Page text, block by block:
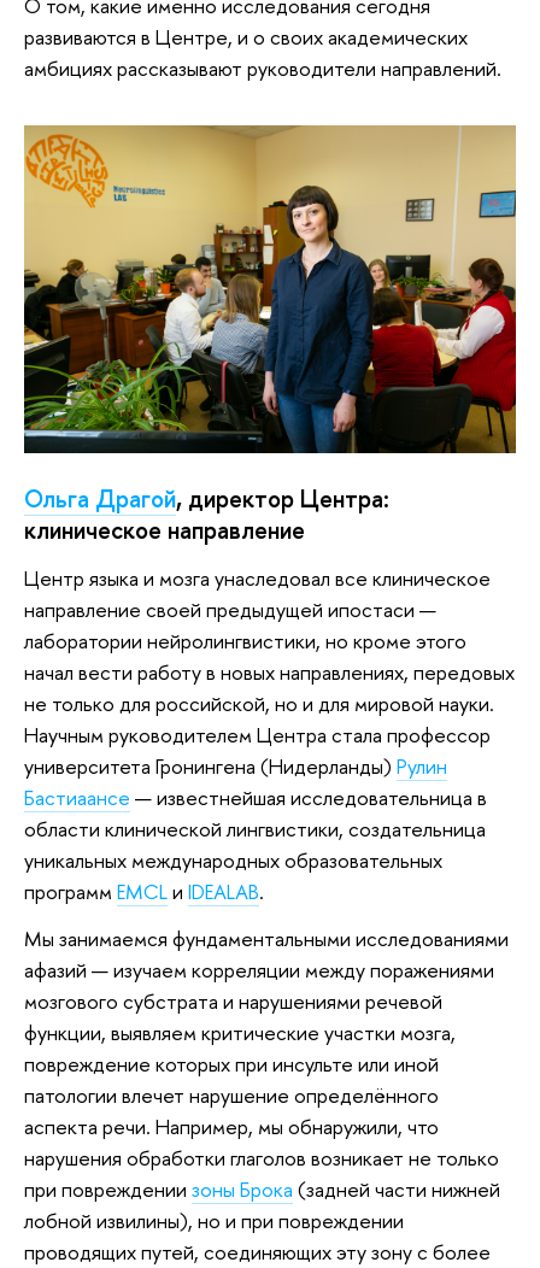
развиваются в Центре, и о своих академических
амбициях рассказывают руководители направлений.
Ольга Драгой, директор Центра:
клиническое направление
Центр языка и мозга унаследовал все клиническое
направление своей предыдущей ипостаси —
лаборатории нейролингвистики, но кроме этого
начал вести работу в новых направлениях, передовых
не только для российской, но и для мировой науки.
Научным руководителем Центра стала профессор
университета Гронингена (Нидерланды) Рулин
Бастиаансе — известнейшая исследовательница в
области клинической лингвистики, создательница
уникальных международных образовательных
программ EMCLи IDEALAB.
Мы занимаемся фундаментальными исследованиями
афазий — изучаем корреляции между поражениями
мозгового субстрата и нарушениями речевой
функции, выявляем критические участки мозга,
повреждение которых при инсульте или иной
патологии влечет нарушение определённого
аспекта речи. Например, мы обнаружили, что
нарушения обработки глаголов возникает не только
при повреждении зоны Брока (задней части нижней
лобной извилины), но и при повреждении
проводящих путей, соединяющих эту зону с более